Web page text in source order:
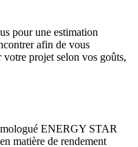
pour une estimation
afin de vous
votre projet selon vos goûts,
ENERGY STAR
matière de rendement